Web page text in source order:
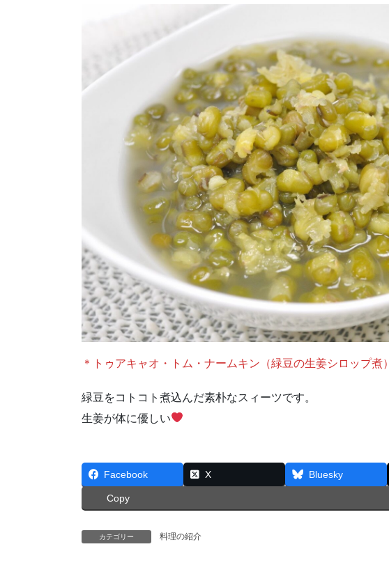
＊トゥアキャオ・トム・ナームキン（緑豆の生姜シロップ煮）
緑豆をコトコト煮込んだ素朴なスィーツです。
生姜が体に優しい
Facebook X Bluesky
Copy
カテゴリー 料理の紹介